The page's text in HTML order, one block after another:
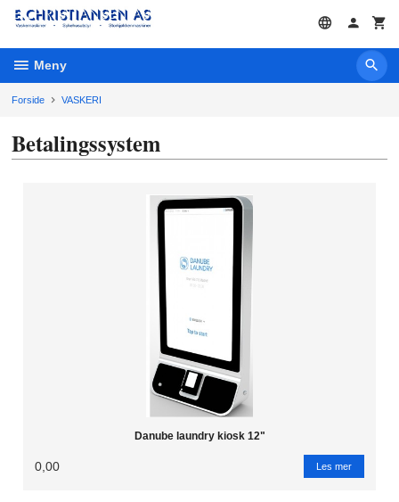
Gå
innholdet
Meny
Forside VASKERI
Betalingssystem
Danube laundry kiosk 12"
0,00 Les mer